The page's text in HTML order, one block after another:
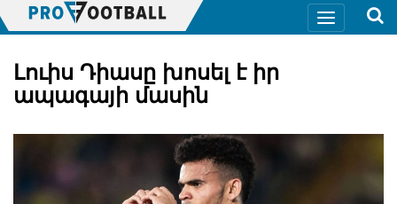
Լուիս Դիասը խոսել է իր
ապագայի մասին